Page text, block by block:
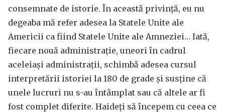
consemnate de istorie. În această privință, eu nu
degeaba mă refer adesea la Statele Unite ale
Americii ca fiind Statele Unite ale Amneziei… Iată,
fiecare nouă administrație, uneori în cadrul
aceleiași administrații, schimbă adesea cursul
interpretării istoriei la 180 de grade și susține că
unele lucruri nu s-au întâmplat sau că altele ar fi
fost complet diferite. Haideți să începem cu ceea ce